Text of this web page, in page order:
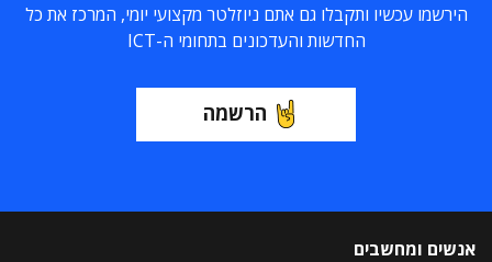
הירשמו עכשיו ותקבלו גם אתם ניוזלטר מקצועי יומי, המרכז את כל
החדשות והעדכונים בתחומי ה-ICT
הרשמה
אנשים ומחשבים